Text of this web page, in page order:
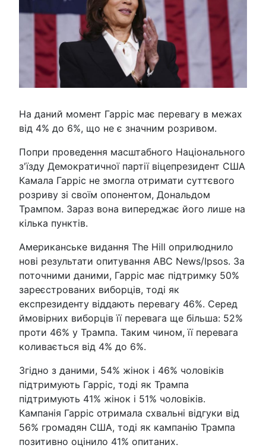
На даний момент Гарріс має перевагу в межах
від 4% до 6%, що не є значним розривом.
Попри проведення масштабного Національного
з'їзду Демократичної партії віцепрезидент США
Камала Гарріс не змогла отримати суттєвого
розриву зі своїм опонентом, Дональдом
Трампом. Зараз вона випереджає його лише на
кілька пунктів.
Американське видання The Hill оприлюднило
нові результати опитування ABC News/Ipsos. За
поточними даними, Гарріс має підтримку 50%
зареєстрованих виборців, тоді як
експрезиденту віддають перевагу 46%. Серед
ймовірних виборців її перевага ще більша: 52%
проти 46% у Трампа. Таким чином, її перевага
коливається від 4% до 6%.
Згідно з даними, 54% жінок і 46% чоловіків
підтримують Гарріс, тоді як Трампа
підтримують 41% жінок і 51% чоловіків.
Кампанія Гарріс отримала схвальні відгуки від
56% громадян США, тоді як кампанію Трампа
позитивно оцінило 41% опитаних.